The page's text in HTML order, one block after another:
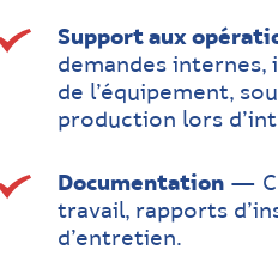
Support aux
demandes internes,
de l’équipement,
production lors
Documentation —
travail, rapports
d’entretien.